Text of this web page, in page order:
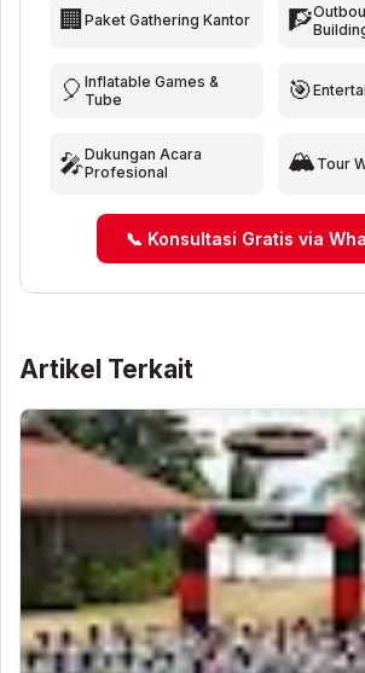
🏢 Paket Gathering Kantor 🧗
🎈 Inflatable Games &
Tube
🎯
🎤Dukungan Acara
Profesional
🏔️ Tour
📞 Konsultasi Gratis via
Artikel Terkait